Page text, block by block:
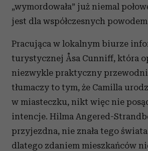
„wymordowała” już niemal
jest dla współczesnych
Pracująca w lokalnym biurze
turystycznej Åsa Cunniff, która
niezwykle praktyczny
tłumaczy to tym, że Camilla
w miasteczku, nikt więc nie
intencje. Hilma Angered-
przyjezdna, nie znała tego
dlatego zdaniem mieszkańców